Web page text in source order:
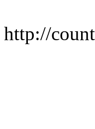
http://